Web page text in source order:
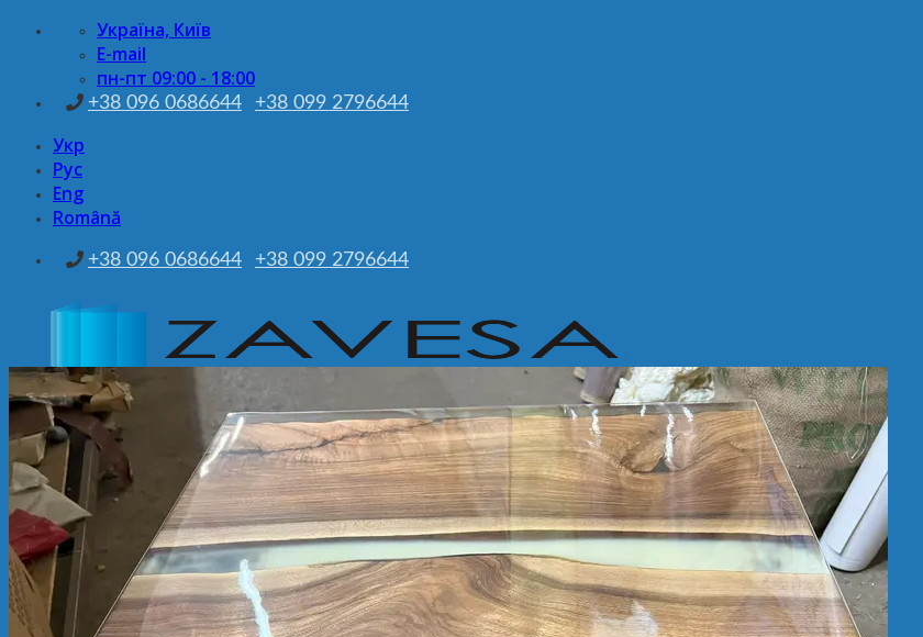
Skip
Україна, Київ
E-mail
пн-пт 09:00 - 18:00
+38 096 0686644 +38 099 2796644
Укр
Рус
Eng
Română
+38 096 0686644 +38 099 2796644
Продукція
ПВХ стрічка Extruflex
Finevinyl ПВХ плівка
ПВХ завіси